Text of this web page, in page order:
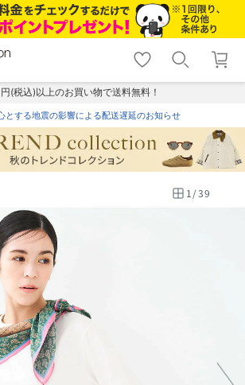
shopping_cart lock_outline
ログイン
(税込)以上のお買い物で送料無料！
とする地震の影響による配送遅延のお知らせ
1/39